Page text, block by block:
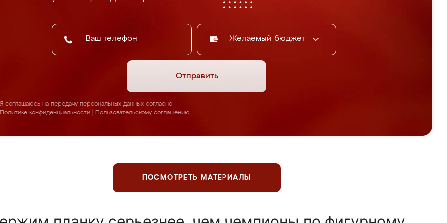
Желаемый бюджет
Отправить
Я соглашаюсь на передачу персональных данных согласно
Политике конфиденциальности
Пользовательскому соглашению
ПОСМОТРЕТЬ МАТЕРИАЛЫ